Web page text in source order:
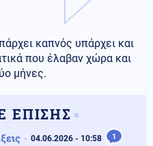
καπνός υπάρχει και
που έλαβαν χώρα και
μήνες.
ΕΠΙΣΗΣ
04.06.2026 - 10:58 1